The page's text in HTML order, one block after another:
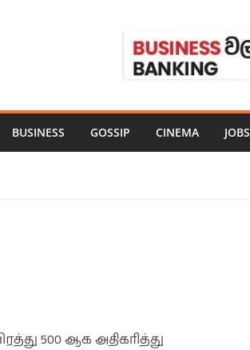
BUSINESS GOSSIP CINEMA JOBS
500 ஆக அதிகரித்து